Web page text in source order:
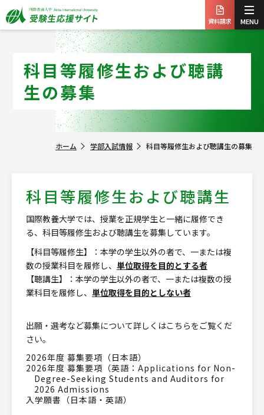
資料請求 MENU
科目等履修生および聴講
生の募集
ホーム 学部入試情報 科目等履修生および聴講生の募集
科目等履修生および聴講生
国際教養大学では、授業を正規学生と一緒に履修でき
る、科目等履修生および聴講生を募集しています。
【科目等履修生】：本学の学生以外の者で、一または複
数の授業科目を履修し、 単位取得を目的とする者
【聴講生】：本学の学生以外の者で、一または複数の授
業科目を履修し、 単位取得を目的としない者
出願・選考など募集について詳しくはこちらをご覧くだ
さい。
2026年度 募集要項（日本語）
2026年度 募集要項（英語：Applications for Non-
Degree-Seeking Students and Auditors for
2026 Admissions
入学願書（日本語・英語）